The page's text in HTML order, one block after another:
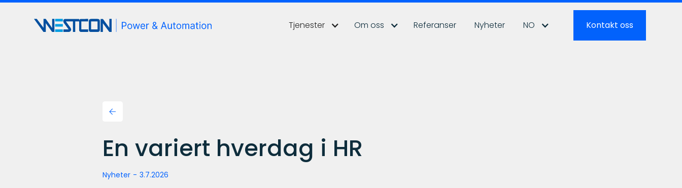
Tjenester Om oss Referanser Nyheter NO Kontakt oss
En variert hverdag i HR
Nyheter - 3.7.2026